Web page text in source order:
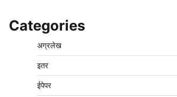
Categories
अग्रलेख
इतर
ईपेपर